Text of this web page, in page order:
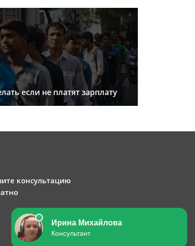
если не платят зарплату
консультацию